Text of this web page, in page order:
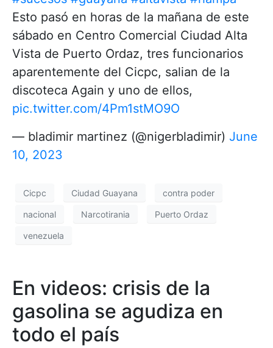
Esto pasó en horas de la mañana de este
sábado en Centro Comercial Ciudad Alta
Vista de Puerto Ordaz, tres funcionarios
aparentemente del Cicpc, salian de la
discoteca Again y uno de ellos,
pic.twitter.com/4Pm1stMO9O
— bladimir martinez (@nigerbladimir) June
10, 2023
Cicpc Ciudad Guayana contra poder
nacional Narcotirania Puerto Ordaz
venezuela
En videos: crisis de la
gasolina se agudiza en
todo el país